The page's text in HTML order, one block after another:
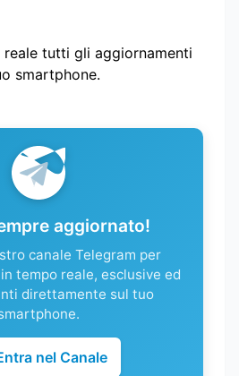
reale tutti gli aggiornamenti
smartphone.
aggiornato!
canale Telegram per
tempo reale, esclusive ed
direttamente sul tuo
nel Canale